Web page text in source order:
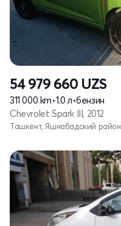
54 979 660 UZS
311 000 km•1.0 л•бензин
Chevrolet Spark III, 2012
Ташкент, Яшнабадский район